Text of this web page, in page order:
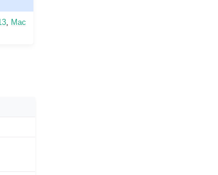
Mac